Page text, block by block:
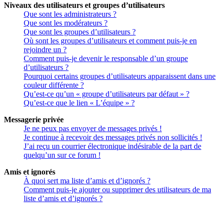
Niveaux des utilisateurs et groupes d’utilisateurs
Que sont les administrateurs ?
Que sont les modérateurs ?
Que sont les groupes d’utilisateurs ?
Où sont les groupes d’utilisateurs et comment puis-je en
rejoindre un ?
Comment puis-je devenir le responsable d’un groupe
d’utilisateurs ?
Pourquoi certains groupes d’utilisateurs apparaissent dans une
couleur différente ?
Qu’est-ce qu’un « groupe d’utilisateurs par défaut » ?
Qu’est-ce que le lien « L’équipe » ?
Messagerie privée
Je ne peux pas envoyer de messages privés !
Je continue à recevoir des messages privés non sollicités !
J’ai reçu un courrier électronique indésirable de la part de
quelqu’un sur ce forum !
Amis et ignorés
À quoi sert ma liste d’amis et d’ignorés ?
Comment puis-je ajouter ou supprimer des utilisateurs de ma
liste d’amis et d’ignorés ?